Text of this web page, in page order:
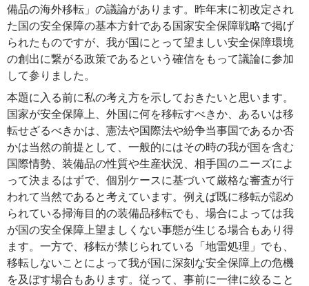
備品の海外移転」の議論があります。昨年末に初改定され
た国の安全保障の基本方針である国家安全保障戦略で掲げ
られたものですが、我が国にとって望ましい安全保障環境
の創出に繋がる政策であるという確信をもって議論に参加
して参りました。
本題に入る前に私の考え方を示しておきたいと思います。
国家が安全保障上、外国に何を移転すべきか、あるいは移
転せざるべきかは、憲法や国際法や紛争当事国であるか否
かは当然の前提として、一般的にはその時の我が国を含む
国際情勢、装備品の性質や生産状況、相手国のニーズによ
って決まるはずで、個別ケースに基づいて厳格な審査が行
われて当然であると考えています。例えば既に移転が認め
られている掃海目的の装備品移転でも、場合によっては我
が国の安全保障上望ましくない事態が生じる場合もあり得
ます。一方で、移転が禁じられている「地雷処理」でも、
移転しないことによって我が国に深刻な安全保障上の危機
を及ぼす場合もあります。従って、事前に一律に絞ること